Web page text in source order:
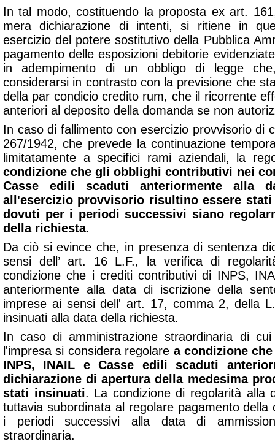
In tal modo, costituendo la proposta ex art.
mera dichiarazione di intenti, si ritiene in
esercizio del potere sostitutivo della Pubblica
pagamento delle esposizioni debitorie
in adempimento di un obbligo di legge
considerarsi in contrasto con la previsione che
della par condicio credito rum, che il ricorrente
anteriori al deposito della domanda se non
In caso di fallimento con esercizio provvisorio di
267/1942, che prevede la continuazione
limitatamente a specifici rami aziendali, la
condizione che gli obblighi contributivi nei
Casse edili scaduti anteriormente alla
all'esercizio provvisorio risultino essere
dovuti per i periodi successivi siano
della richiesta.
Da ciò si evince che, in presenza di sentenza
sensi dell’ art. 16 L.F., la verifica di
condizione che i crediti contributivi di INPS,
anteriormente alla data di iscrizione della
imprese ai sensi dell' art. 17, comma 2, della
insinuati alla data della richiesta.
In caso di amministrazione straordinaria di
l'impresa si considera regolare a condizione
INPS, INAIL e Casse edili scaduti
dichiarazione di apertura della medesima
stati insinuati. La condizione di regolarità alla
tuttavia subordinata al regolare pagamento della
i periodi successivi alla data di
straordinaria.